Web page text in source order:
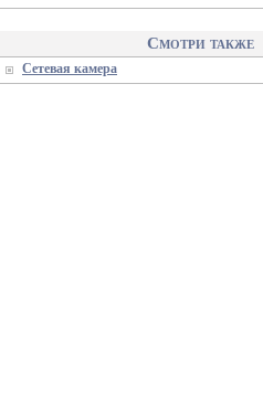
Смотри также
Сетевая камера